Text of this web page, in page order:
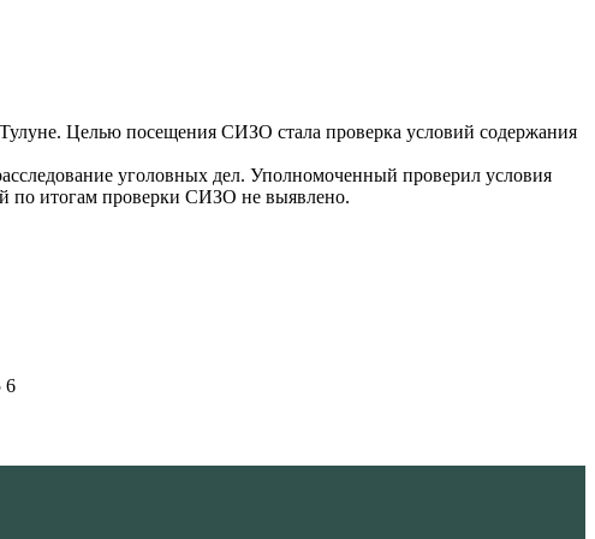
Целью посещения СИЗО стала проверка условий содержания
уголовных дел. Уполномоченный проверил условия
по итогам проверки СИЗО не выявлено.
6